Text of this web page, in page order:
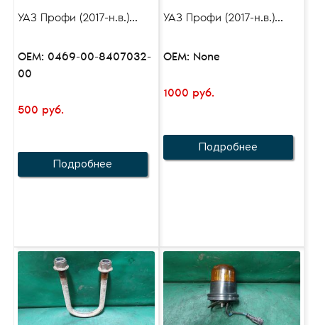
УАЗ Профи (2017-н.в.)...
OEM: 0469-00-8407032-
00
500 руб.
Подробнее
УАЗ Профи (2017-н.в.)...
OEM: None
1000 руб.
Подробнее